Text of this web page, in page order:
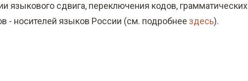
языкового сдвига, переключения кодов, грамматических
- носителей языков России (см. подробнее здесь).